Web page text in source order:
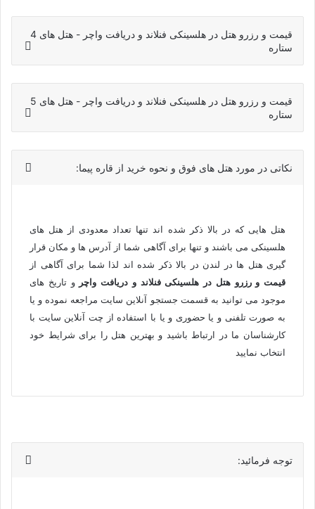
قیمت و رزرو هتل در هلسینکی فنلاند و دریافت واچر - هتل های 4
ستاره
قیمت و رزرو هتل در هلسینکی فنلاند و دریافت واچر - هتل های 5
ستاره
نکاتی در مورد هتل های فوق و نحوه خرید از قاره پیما:
هتل هایی که در بالا ذکر شده اند تنها تعداد معدودی از هتل های
هلسینکی می باشند و تنها برای آگاهی شما از آدرس ها و مکان قرار
گیری هتل ها در لندن در بالا ذکر شده اند لذا شما برای آگاهی از
قیمت و رزرو هتل در هلسینکی فنلاند و دریافت واچر و تاریخ های
موجود می توانید به قسمت جستجو آنلاین سایت مراجعه نموده و یا
به صورت تلفنی و یا حضوری و یا با استفاده از چت آنلاین سایت با
کارشناسان ما در ارتباط باشید و بهترین هتل را برای شرایط خود
انتخاب نمایید
توجه فرمائید: